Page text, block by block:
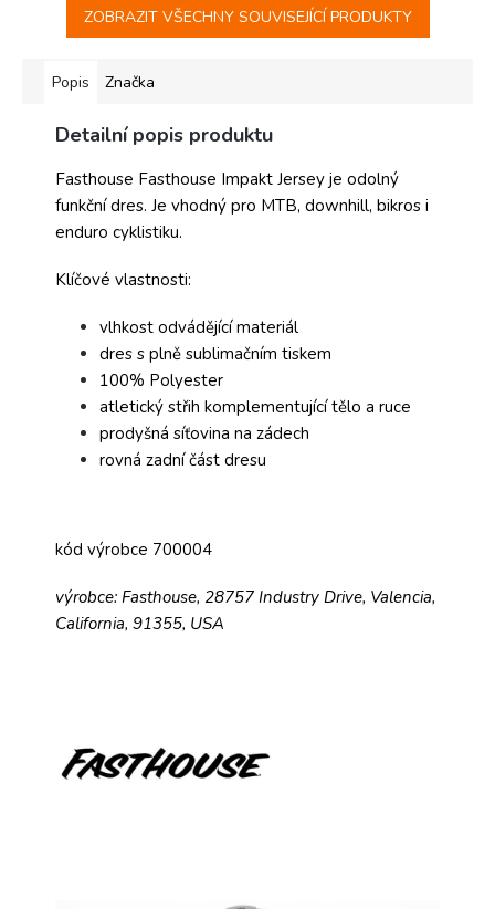
ZOBRAZIT VŠECHNY SOUVISEJÍCÍ PRODUKTY
Popis Značka
Detailní popis produktu
Fasthouse Fasthouse Impakt Jersey je odolný
funkční dres. Je vhodný pro MTB, downhill, bikros i
enduro cyklistiku.
Klíčové vlastnosti:
vlhkost odvádějící materiál
dres s plně sublimačním tiskem
100% Polyester
atletický střih komplementující tělo a ruce
prodyšná síťovina na zádech
rovná zadní část dresu
kód výrobce 700004
výrobce: Fasthouse, 28757 Industry Drive, Valencia,
California, 91355, USA